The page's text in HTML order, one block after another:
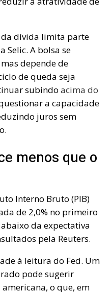
da dívida limita parte
Selic. A bolsa se
depende de
de queda seja
subindo acima do
a capacidade
juros sem
menos que o
Interno Bruto (PIB)
de 2,0% no primeiro
da expectativa
pela Reuters.
à leitura do Fed. Um
pode sugerir
o que, em